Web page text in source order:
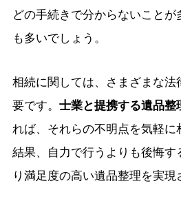
どの手続きで分からないこと
も多いでしょう。
相続に関しては、さまざまな
要です。 士業と提携する遺品
れば、それらの不明点を気軽
結果、自力で行うよりも後悔す
り満足度の高い遺品整理を実現